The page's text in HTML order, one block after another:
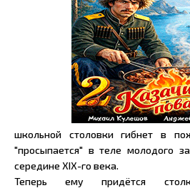
школьной столовки гибнет в
"просыпается" в теле молодого
середине XIX-го века.
Теперь ему придётся